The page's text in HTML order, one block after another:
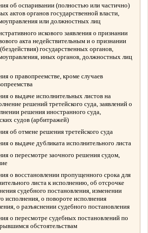
об оспаривании (полностью или частично)
актов органов государственной власти,
или должностных лиц
искового заявления о признании
акта недействительным и о признании
государственных органов,
иных органов, должностных лиц
о правопреемстве, кроме случаев
о выдаче исполнительных листов на
решений третейского суда, заявлений о
решения иностранного суда,
судов (арбитражей)
об отмене решения третейского суда
о выдаче дубликата исполнительного листа
о пересмотре заочного решения судом,
о восстановлении пропущенного срока для
листа к исполнению, об отсрочке
судебного постановления, изменении
исполнения, о повороте исполнения
о разъяснении судебного постановления
о пересмотре судебных постановлений по
обстоятельствам